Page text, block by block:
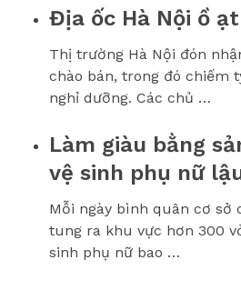
Địa ốc Hà Nội ồ
Thị trường Hà Nội đón
chào bán, trong đó chiếm
nghỉ dưỡng. Các chủ …
Làm giàu bằng
vệ sinh phụ nữ
Mỗi ngày bình quân cơ sở
tung ra khu vực hơn 300
sinh phụ nữ bao …